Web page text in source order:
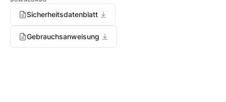
Sicherheitsdatenblatt
Gebrauchsanweisung